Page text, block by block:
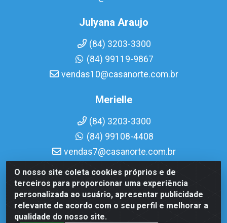
O nosso site coleta cookies próprios e de
terceiros para proporcionar uma experiência
personalizada ao usuário, apresentar publicidade
relevante de acordo com o seu perfil e melhorar a
qualidade do nosso site.
Julyana Araujo
(84) 3203-3300
(84) 99119-9867
vendas10@casanorte.com.br
Merielle
(84) 3203-3300
(84) 99108-4408
vendas7@casanorte.com.br
Casa Norte LTDA - Av. Interventor Mário Câmara, 1815 -
Dix-Sept Rosado, Natal/RN - CEP 59054-600 - CNPJ
08.713.513/0001-51